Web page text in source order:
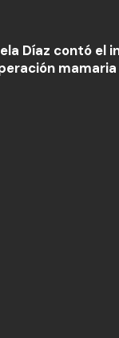
Díaz contó el
mamaria